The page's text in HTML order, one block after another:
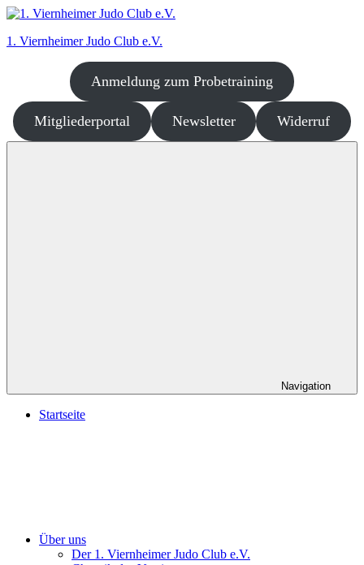
Zum
springen
1. Viernheimer Judo Club e.V.
dort
wo
es
Anmeldung zum Probetraining
Mitgliederportal Newsletter Widerruf
Navigation
Startseite
Über uns
Der 1. Viernheimer Judo Club e.V.